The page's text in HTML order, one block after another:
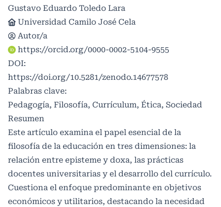
Gustavo Eduardo Toledo Lara
Universidad Camilo José Cela
Autor/a
https://orcid.org/0000-0002-5104-9555
DOI:
https://doi.org/10.5281/zenodo.14677578
Palabras clave:
Pedagogía, Filosofía, Currículum, Ética, Sociedad
Resumen
Este artículo examina el papel esencial de la
filosofía de la educación en tres dimensiones: la
relación entre episteme y doxa, las prácticas
docentes universitarias y el desarrollo del currículo.
Cuestiona el enfoque predominante en objetivos
económicos y utilitarios, destacando la necesidad